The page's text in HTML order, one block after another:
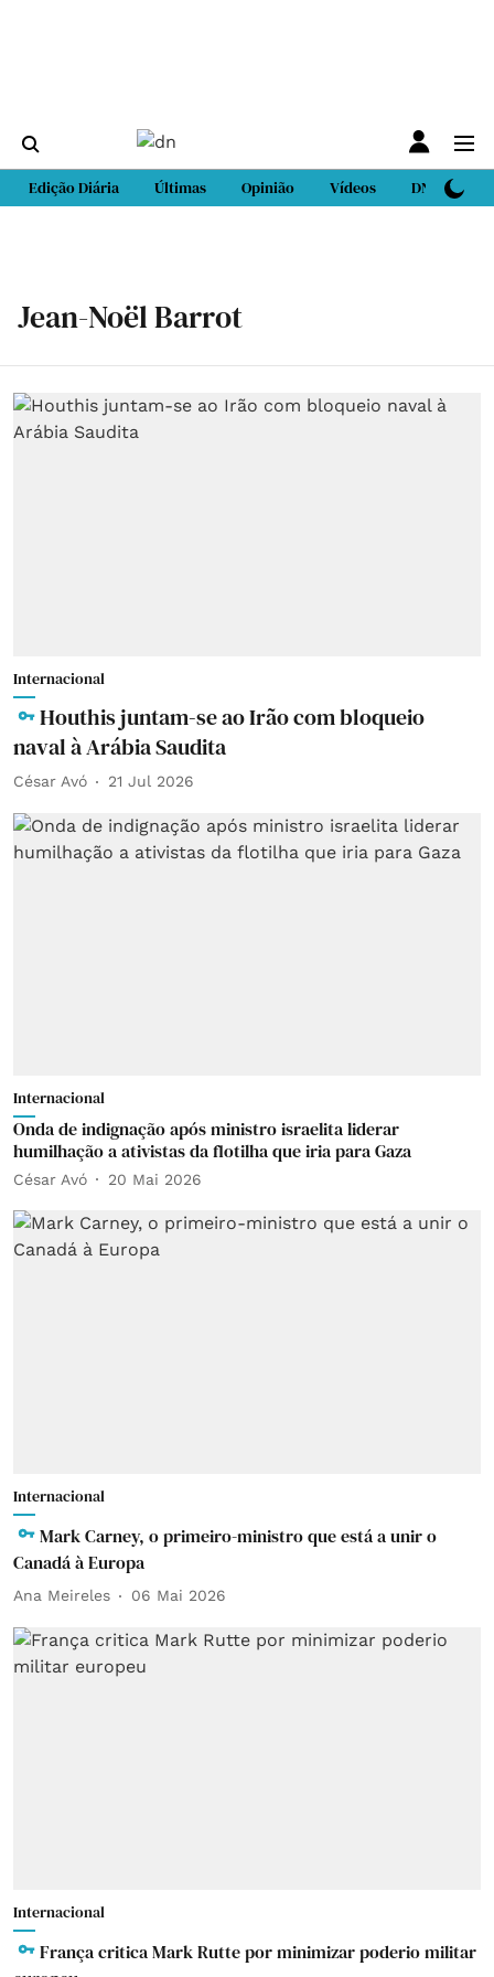
Edição Diária Últimas Opinião Vídeos DN Sport
Jean-Noël Barrot
Internacional
Houthis juntam-se ao Irão com bloqueio
naval à Arábia Saudita
César Avó 21 Jul 2026
Internacional
Onda de indignação após ministro israelita liderar
humilhação a ativistas da flotilha que iria para Gaza
César Avó 20 Mai 2026
Internacional
Mark Carney, o primeiro-ministro que está a unir o
Canadá à Europa
Ana Meireles 06 Mai 2026
Internacional
França critica Mark Rutte por minimizar poderio militar